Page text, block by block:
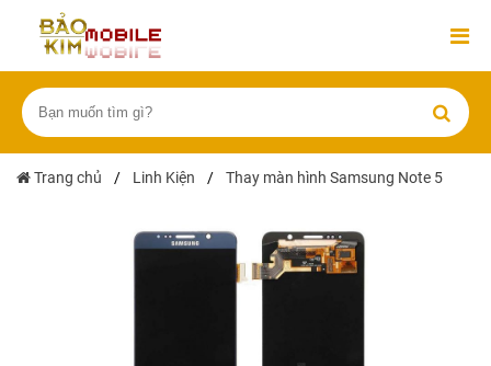
Trang chủ / Linh Kiện / Thay màn hình Samsung Note 5